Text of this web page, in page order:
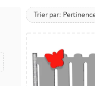
Trier par: